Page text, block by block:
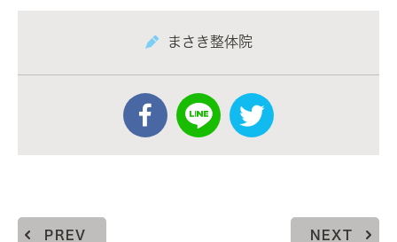
まさき整体院
PREV NEXT